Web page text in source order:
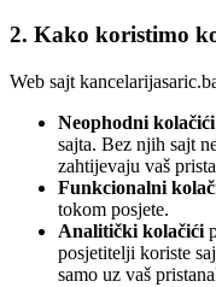
2. Kako koristimo
Web sajt
Neophodni kolačići
sajta. Bez njih sajt
zahtijevaju vaš
Funkcionalni
tokom posjete.
Analitički kolačići
posjetitelji koriste
samo uz vaš